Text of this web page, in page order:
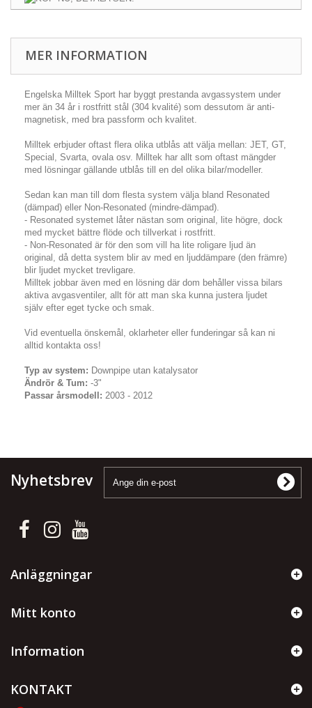
MER INFORMATION
Engelska Milltek Sport har byggt prestanda avgassystem under
mer än 34 år i rostfritt stål (304 kvalité) som dessutom är anti-
magnetisk, med bra passform och kvalitet.
Milltek erbjuder oftast flera olika utblås att välja mellan: JET, GT,
Special, Svarta, ovala osv. Milltek har allt som oftast mängder
med lösningar gällande utblås till en del olika bilar/modeller.
Sedan kan man till dom flesta system välja bland Resonated
(dämpad) eller Non-Resonated (mindre-dämpad).
- Resonated systemet låter nästan som original, lite högre, dock
med mycket bättre flöde och tillverkat i rostfritt.
- Non-Resonated är för den som vill ha lite roligare ljud än
original, då detta system blir av med en ljuddämpare (den främre)
blir ljudet mycket trevligare.
Milltek jobbar även med en lösning där dom behåller vissa bilars
aktiva avgasventiler, allt för att man ska kunna justera ljudet
själv efter eget tycke och smak.
Vid eventuella önskemål, oklarheter eller funderingar så kan ni
alltid kontakta oss!
Typ av system: Downpipe utan katalysator
Ändrör & Tum: -3"
Passar årsmodell: 2003 - 2012
Nyhetsbrev
Anläggningar
Mitt konto
Information
KONTAKT